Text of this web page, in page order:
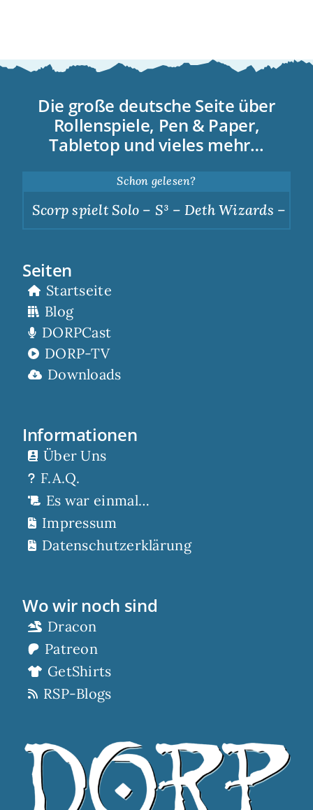
Die große deutsche Seite über
Rollenspiele, Pen & Paper,
Tabletop und vieles mehr…
Schon gelesen?
Scorp spielt Solo – S³ – Deth Wizards –
Seiten
Startseite
Blog
DORPCast
DORP-TV
Downloads
Informationen
Über Uns
F.A.Q.
Es war einmal…
Impressum
Datenschutzerklärung
Wo wir noch sind
Dracon
Patreon
GetShirts
RSP-Blogs